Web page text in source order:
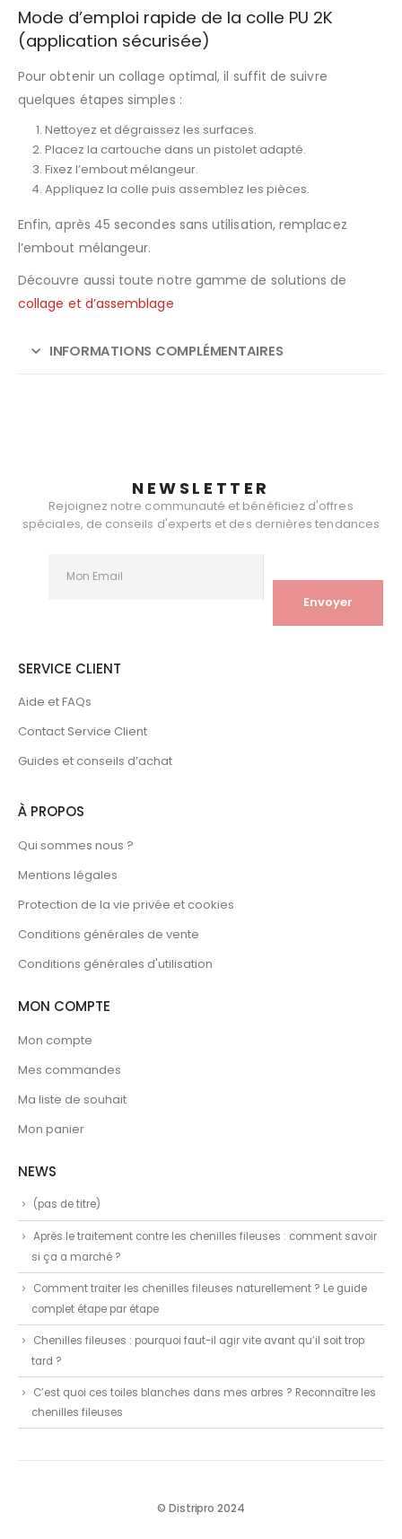
Mode d’emploi rapide de la colle PU 2K
(application sécurisée)
Pour obtenir un collage optimal, il suffit de suivre
quelques étapes simples :
Nettoyez et dégraissez les surfaces.
Placez la cartouche dans un pistolet adapté.
Fixez l’embout mélangeur.
Appliquez la colle puis assemblez les pièces.
Enfin, après 45 secondes sans utilisation, remplacez
l’embout mélangeur.
Découvre aussi toute notre gamme de solutions de
collage et d’assemblage
INFORMATIONS COMPLÉMENTAIRES
NEWSLETTER
Rejoignez notre communauté et bénéficiez d'offres
spéciales, de conseils d'experts et des dernières tendances
SERVICE CLIENT
Aide et FAQs
Contact Service Client
Guides et conseils d’achat
À PROPOS
Qui sommes nous ?
Mentions légales
Protection de la vie privée et cookies
Conditions générales de vente
Conditions générales d'utilisation
MON COMPTE
Mon compte
Mes commandes
Ma liste de souhait
Mon panier
NEWS
(pas de titre)
Après le traitement contre les chenilles fileuses : comment savoir
si ça a marché ?
Comment traiter les chenilles fileuses naturellement ? Le guide
complet étape par étape
Chenilles fileuses : pourquoi faut-il agir vite avant qu’il soit trop
tard ?
C’est quoi ces toiles blanches dans mes arbres ? Reconnaître les
chenilles fileuses
© Distripro 2024